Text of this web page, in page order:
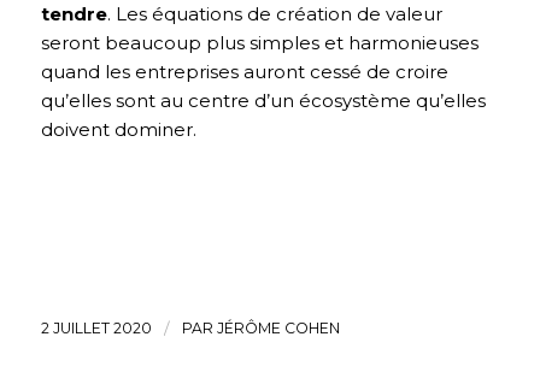
tendre. Les équations de création de valeur
seront beaucoup plus simples et harmonieuses
quand les entreprises auront cessé de croire
qu’elles sont au centre d’un écosystème qu’elles
doivent dominer.
2 JUILLET 2020 / PAR JÉRÔME COHEN